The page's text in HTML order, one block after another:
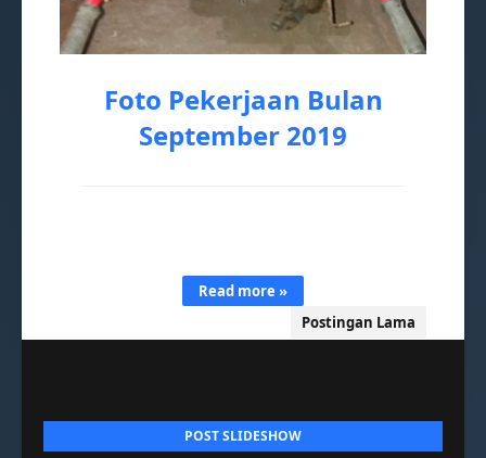
Foto Pekerjaan Bulan
September 2019
Read more »
Postingan Lama
POST SLIDESHOW